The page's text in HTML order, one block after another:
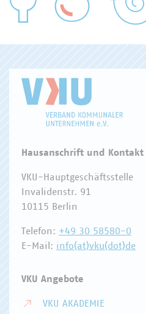
WASSER/ABWASSER
Hausanschrift und Kontakt
VKU-Hauptgeschäftsstelle
Invalidenstr. 91
10115 Berlin
Telefon: +49 30 58580-0
E-Mail: info(at)vku(dot)de
VKU Angebote
VKU AKADEMIE